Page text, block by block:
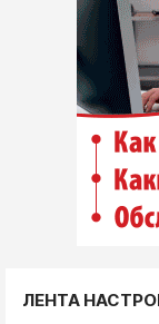
ЛЕНТА